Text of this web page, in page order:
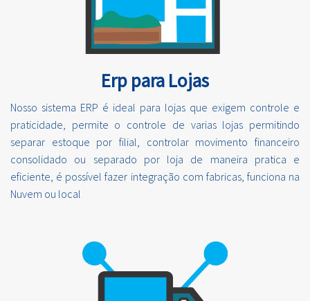
Erp para Lojas
Nosso sistema ERP é ideal para lojas que exigem controle e
praticidade, permite o controle de varias lojas permitindo
separar estoque por filial, controlar movimento financeiro
consolidado ou separado por loja de maneira pratica e
eficiente, é possível fazer integração com fabricas, funciona na
Nuvem ou local